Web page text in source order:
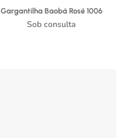
Gargantilha Baobá Rosé 1006
Sob consulta